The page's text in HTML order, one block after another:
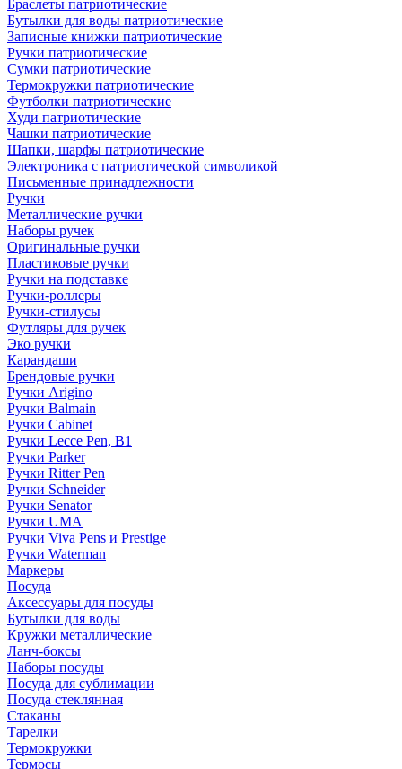
Браслеты патриотические
Бутылки для воды патриотические
Записные книжки патриотические
Ручки патриотические
Сумки патриотические
Термокружки патриотические
Футболки патриотические
Худи патриотические
Чашки патриотические
Шапки, шарфы патриотические
Электроника с патриотической символикой
Письменные принадлежности
Ручки
Металлические ручки
Наборы ручек
Оригинальные ручки
Пластиковые ручки
Ручки на подставке
Ручки-роллеры
Ручки-стилусы
Футляры для ручек
Эко ручки
Карандаши
Брендовые ручки
Ручки Arigino
Ручки Balmain
Ручки Cabinet
Ручки Lecce Pen, B1
Ручки Parker
Ручки Ritter Pen
Ручки Schneider
Ручки Senator
Ручки UMA
Ручки Viva Pens и Prestige
Ручки Waterman
Маркеры
Посуда
Аксессуары для посуды
Бутылки для воды
Кружки металлические
Ланч-боксы
Наборы посуды
Посуда для сублимации
Посуда стеклянная
Стаканы
Тарелки
Термокружки
Термосы